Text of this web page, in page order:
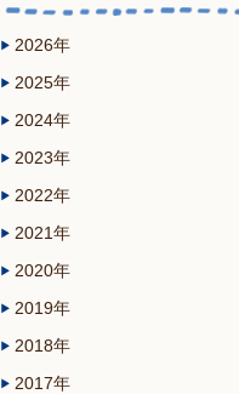
2026年
2025年
2024年
2023年
2022年
2021年
2020年
2019年
2018年
2017年